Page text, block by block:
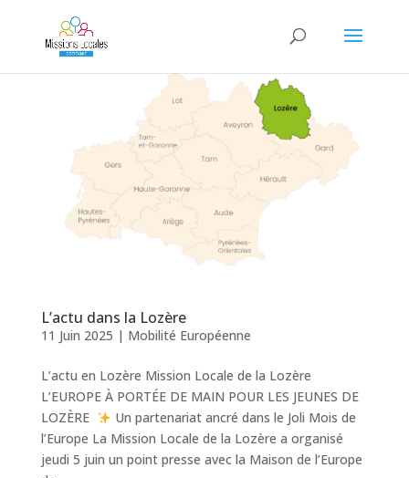
L’actu dans la Lozère
11 Juin 2025 | Mobilité Européenne
L’actu en Lozère Mission Locale de la Lozère
L’EUROPE À PORTÉE DE MAIN POUR LES JEUNES DE
LOZÈRE
Un partenariat ancré dans le Joli Mois de
l’Europe La Mission Locale de la Lozère a organisé
jeudi 5 juin un point presse avec la Maison de l’Europe